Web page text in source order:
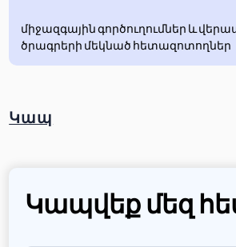
միջազգային գործուղումներ և
ծրագրերի մեկնած հետազոտողներ
Կապ
Կապվեք մեզ